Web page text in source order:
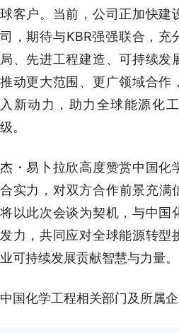
球客户。当前，公司正加快建
司，期待与KBR强强联合，充
局、先进工程建造、可持续发
推动更大范围、更广领域合作
入新动力，助力全球能源化
级。
杰・易卜拉欣高度赞赏中国化
合实力，对双方合作前景充满
将以此次会谈为契机，与中国
发力，共同应对全球能源转型
业可持续发展贡献智慧与力量。
中国化学工程相关部门及所属